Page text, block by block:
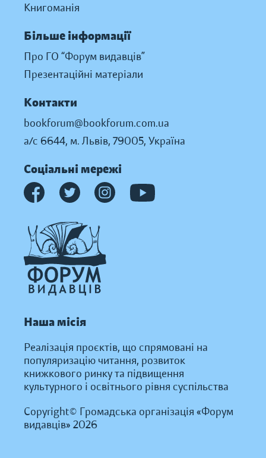
Книгоманія
Більше інформації
Про ГО “Форум видавців”
Презентаційні матеріали
Контакти
bookforum@bookforum.com.ua
а/с 6644, м. Львів, 79005, Україна
Соціальні мережі
Наша місія
Реалізація проєктів, що спрямовані на
популяризацію читання, розвиток
книжкового ринку та підвищення
культурного і освітнього рівня суспільства
Copyright© Громадська організація «Форум
видавців» 2026